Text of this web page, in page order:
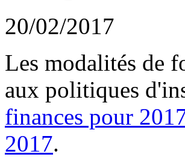
20/02/2017
Les modalités de
aux politiques
finances pour
2017.